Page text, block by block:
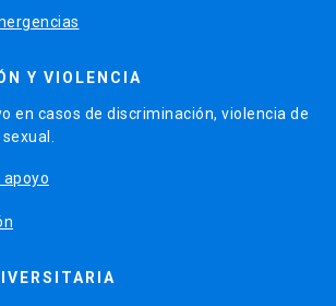
Y VIOLENCIA
en casos de discriminación, violencia de